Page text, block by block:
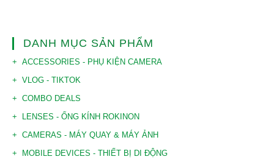
DANH MỤC SẢN PHẨM
ACCESSORIES - PHỤ KIỆN CAMERA
VLOG - TIKTOK
COMBO DEALS
LENSES - ỐNG KÍNH ROKINON
CAMERAS - MÁY QUAY & MÁY ẢNH
MOBILE DEVICES - THIẾT BỊ DI ĐỘNG